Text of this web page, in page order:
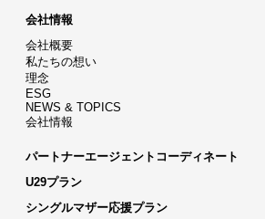
会社情報
会社概要
私たちの想い
理念
ESG
NEWS & TOPICS
会社情報
パートナーエージェントコーディネート
U29プラン
シングルマザー応援プラン